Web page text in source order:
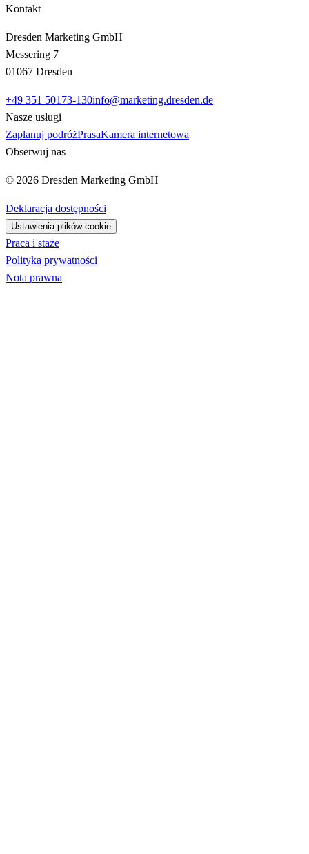
Kontakt
Dresden Marketing GmbH
Messering 7
01067 Dresden
+49 351 50173-130info@marketing.dresden.de
Nasze usługi
Zaplanuj podróżPrasaKamera internetowa
Obserwuj nas
© 2026 Dresden Marketing GmbH
Deklaracja dostępności
Ustawienia plików cookie
Praca i staże
Polityka prywatności
Nota prawna